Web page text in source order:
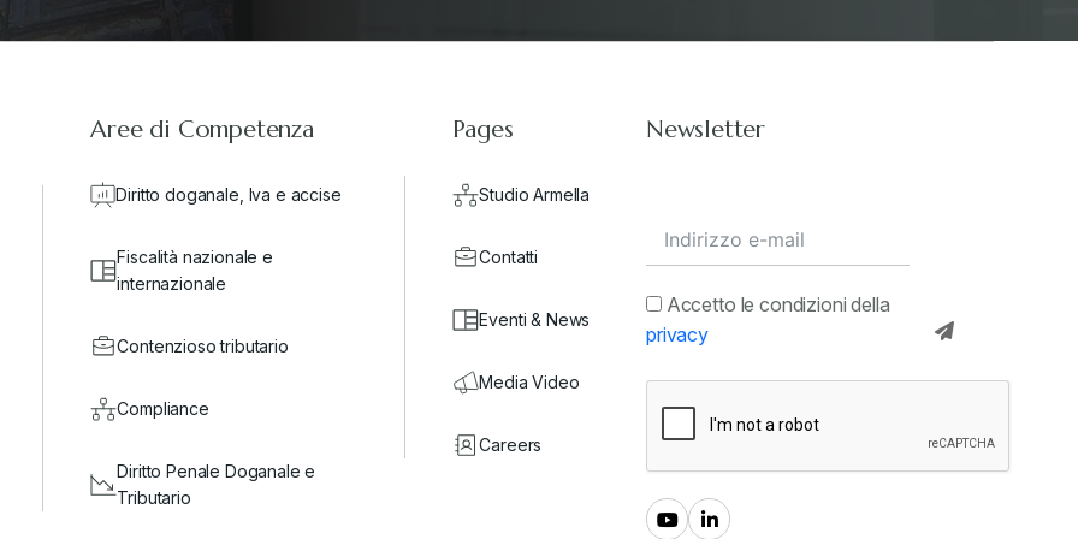
Aree di Competenza
Diritto doganale, Iva e accise
Fiscalità nazionale e
internazionale
Contenzioso tributario
Compliance
Diritto Penale Doganale e
Tributario
Pages
Studio Armella
Contatti
Eventi & News
Media Video
Careers
Newsletter
Accetto le condizioni della
privacy